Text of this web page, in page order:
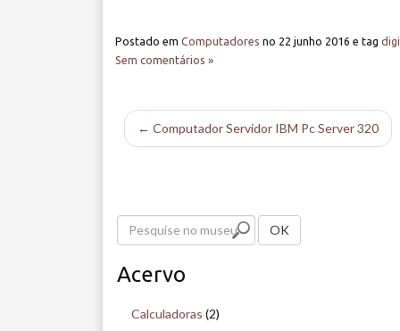
Postado em Computadores no 22 junho 2016 e tag
Sem comentários »
← Computador Servidor IBM Pc Server 320
s
OK
Acervo
Calculadoras (2)